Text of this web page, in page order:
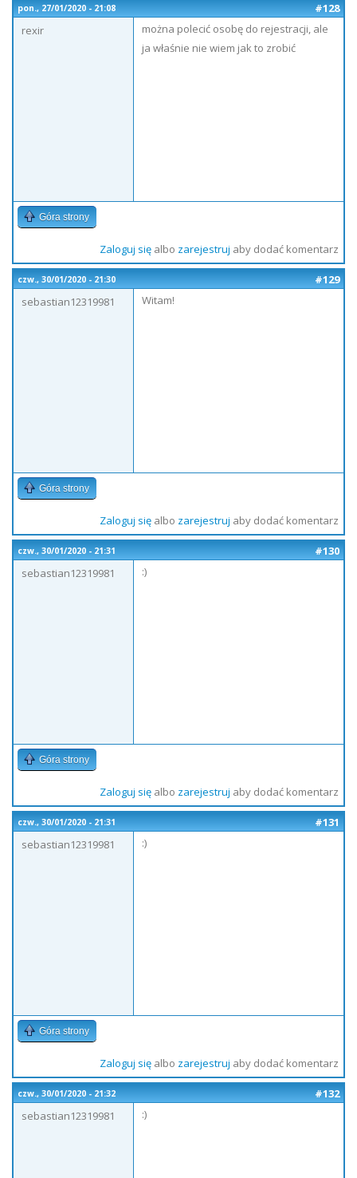
pon., 27/01/2020 - 21:08
#128
rexir
można polecić osobę do rejestracji, ale
ja właśnie nie wiem jak to zrobić
Góra strony
Zaloguj sięalbo zarejestruj aby dodać komentarz
czw., 30/01/2020 - 21:30
#129
sebastian12319981
Witam!
Góra strony
Zaloguj sięalbo zarejestruj aby dodać komentarz
czw., 30/01/2020 - 21:31
#130
sebastian12319981
:)
Góra strony
Zaloguj sięalbo zarejestruj aby dodać komentarz
czw., 30/01/2020 - 21:31
#131
sebastian12319981
:)
Góra strony
Zaloguj sięalbo zarejestruj aby dodać komentarz
czw., 30/01/2020 - 21:32
#132
sebastian12319981
:)